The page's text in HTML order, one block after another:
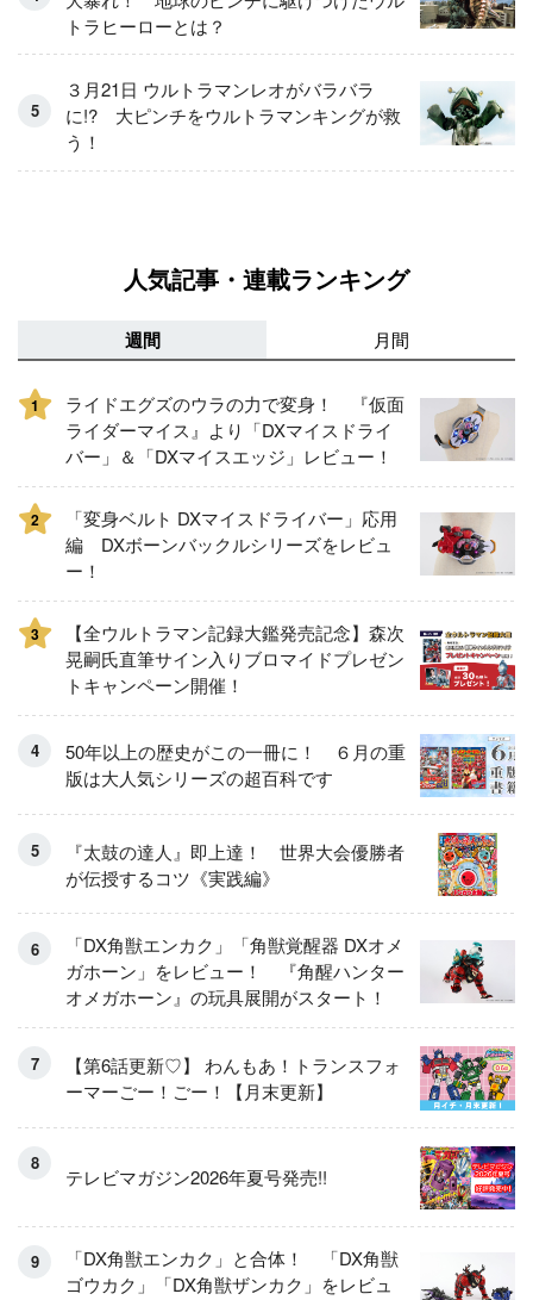
トラヒーローとは？
３月21日 ウルトラマンレオがバラバラ
に!? 大ピンチをウルトラマンキングが救
う！
人気記事・連載ランキング
週間 月間
1
ライドエグズのウラの力で変身！ 『仮面
ライダーマイス』より「DXマイスドライ
バー」＆「DXマイスエッジ」レビュー！
2
「変身ベルト DXマイスドライバー」応用
編 DXボーンバックルシリーズをレビュ
ー！
3
【全ウルトラマン記録大鑑発売記念】森次
晃嗣氏直筆サイン入りブロマイドプレゼン
トキャンペーン開催！
50年以上の歴史がこの一冊に！ ６月の重
版は大人気シリーズの超百科です
『太鼓の達人』即上達！ 世界大会優勝者
が伝授するコツ《実践編》
「DX角獣エンカク」「角獣覚醒器 DXオメ
ガホーン」をレビュー！ 『角醒ハンター
オメガホーン』の玩具展開がスタート！
【第6話更新♡】 わんもあ！トランスフォ
ーマーごー！ごー！【月末更新】
テレビマガジン2026年夏号発売!!
「DX角獣エンカク」と合体！ 「DX角獣
ゴウカク」「DX角獣ザンカク」をレビュ